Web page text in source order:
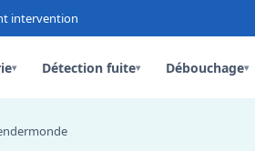
intervention
▾ Détection fuite▾ Débouchage▾